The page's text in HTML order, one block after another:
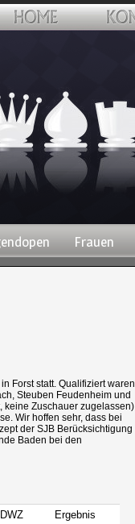
Frauen
Forst statt. Qualifiziert waren
Steuben Feudenheim und
keine Zuschauer zugelassen)
Wir hoffen sehr, dass bei
der SJB Berücksichtigung
Baden bei den
DWZ
Ergebnis